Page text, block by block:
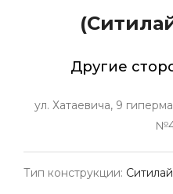
Другие
ул. Хатаевича, 9
Тип конструкции: